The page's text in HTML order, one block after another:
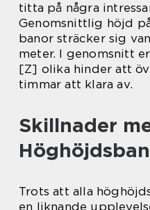
titta på några
Genomsnittlig höjd
banor sträcker sig
meter. I genomsnitt
[Z] olika hinder att
timmar att klara av.
Skillnader
Trots att alla
en liknande